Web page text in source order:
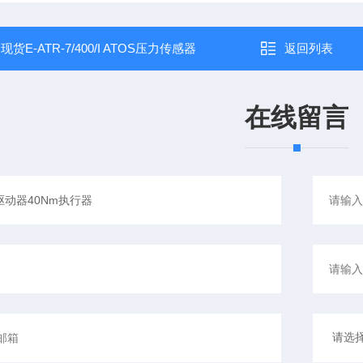
现货E-ATR-7/400/I ATOS压力传感器 返回列表
在线留言